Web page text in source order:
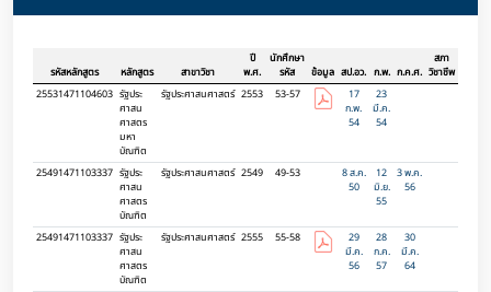
รหัสหลักสูตร หลักสูตร สาขาวิชา
ปี
พ.ศ.
นักศึกษา
รหัส
ข้อมูล สป.อว. ก.พ. ก.ค.ศ.
สภา
วิชาชีพ
25531471104603 รัฐประ
ศาสน
ศาสตร
มหา
บัณฑิต
รัฐประศาสนศาสตร์ 2553 53-57
17
ก.พ.
54
23
มี.ค.
54
25491471103337 รัฐประ
ศาสน
ศาสตร
บัณฑิต
รัฐประศาสนศาสตร์ 2549 49-53
8 ส.ค.
50
12
มิ.ย.
55
3 พ.ค.
56
25491471103337 รัฐประ
ศาสน
ศาสตร
บัณฑิต
รัฐประศาสนศาสตร์ 2555 55-58
29
มี.ค.
56
28
ก.ค.
57
30
มี.ค.
64